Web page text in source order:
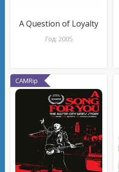
A Question of Loyalty
Год: 2005
CAMRip